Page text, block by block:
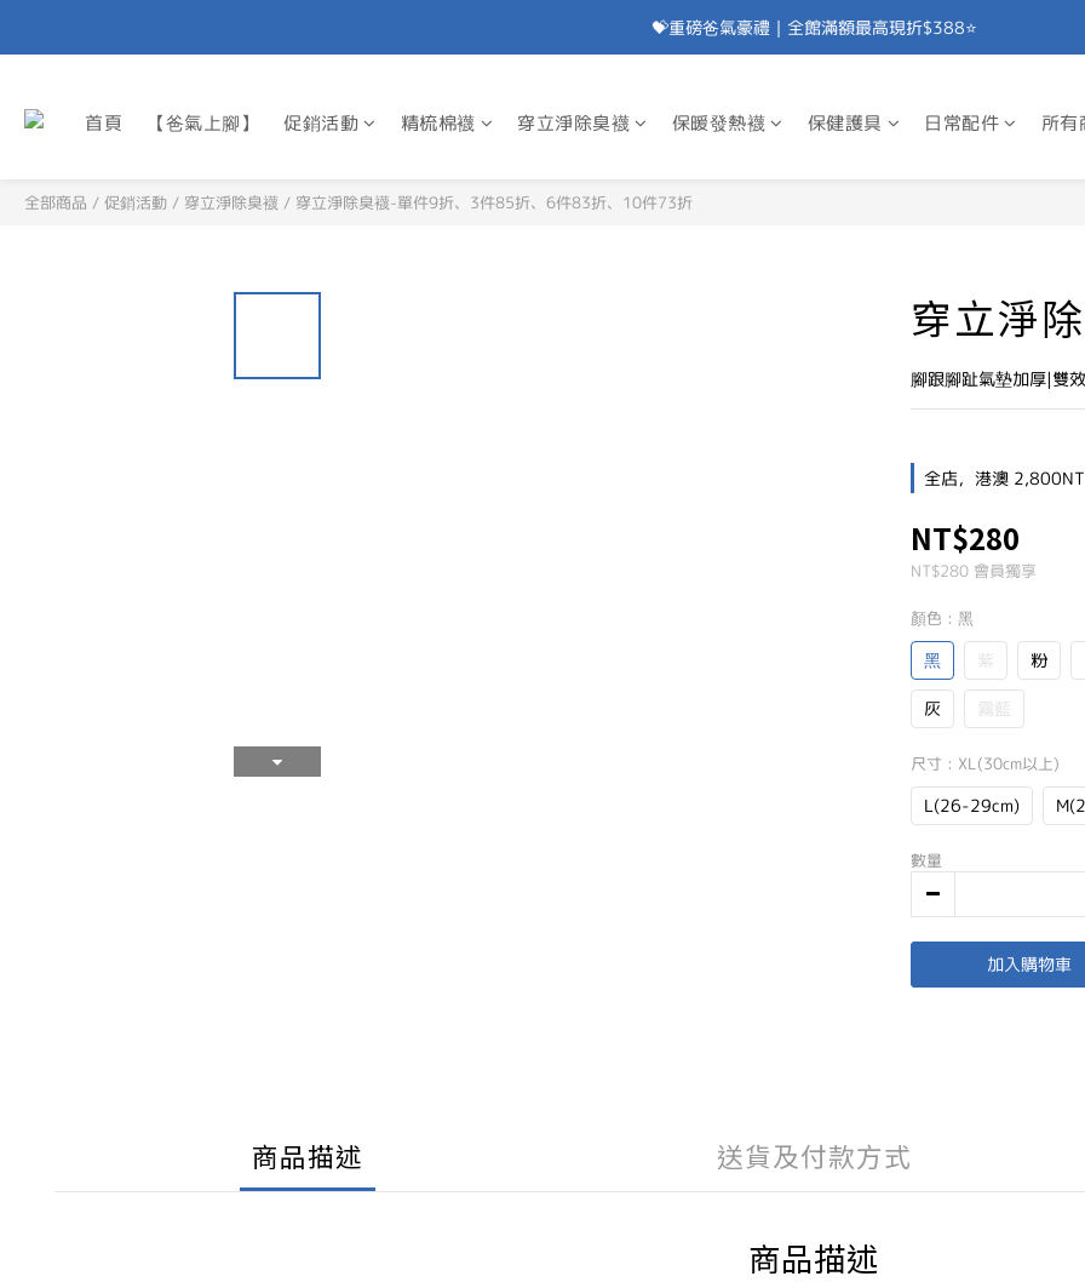
加入會員⭐即享100元折價券⭐
💝重磅爸氣豪禮｜全館滿額最高現折$388⭐
加入會員⭐即享100元折價券⭐
首頁 【爸氣上腳】 促銷活動 精梳棉襪 穿立淨除臭襪 保暖發熱襪 保健護具 日常配件 所有
全部商品 / 促銷活動 / 穿立淨除臭襪 / 穿立淨除臭襪-單件9折、3件85折、6件83折、10件73折
穿立淨
腳跟腳趾氣墊加厚|雙
全店，港澳
NT$280
NT$280 會員獨享
顏色 : 黑
黑 紫 粉
灰 霧藍
尺寸 : XL(30cm以上)
L(26-29cm)
數量
加入購物車
商品描述 送貨及付款方式
商品描述